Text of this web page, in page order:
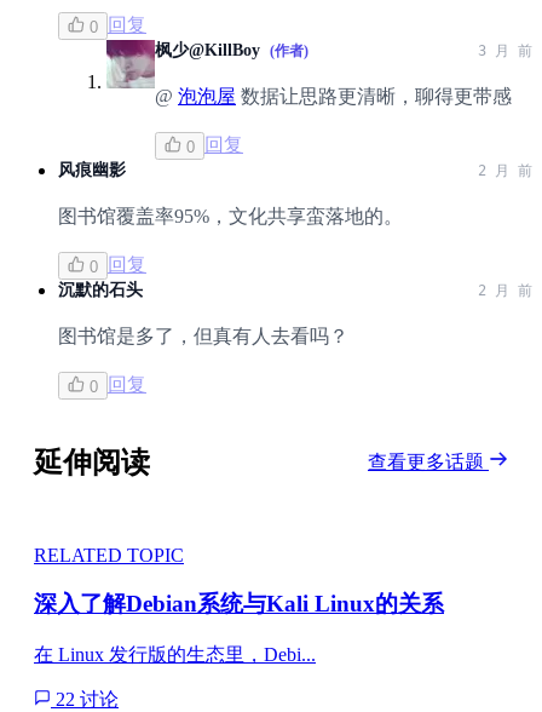
0 回复
枫少@KillBoy (作者) 3 月 前
@ 泡泡屋 数据让思路更清晰，聊得更带感
0 回复
风痕幽影 2 月 前
图书馆覆盖率95%，文化共享蛮落地的。
0 回复
沉默的石头 2 月 前
图书馆是多了，但真有人去看吗？
0 回复
延伸阅读 查看更多话题
RELATED TOPIC
深入了解Debian系统与Kali Linux的关系
在 Linux 发行版的生态里，Debi...
22 讨论